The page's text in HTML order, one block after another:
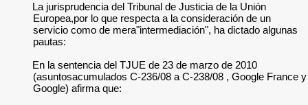
La jurisprudencia del Tribunal de Justicia de la Unión
Europea,por lo que respecta a la consideración de un
servicio como de mera"intermediación", ha dictado algunas
pautas:
En la sentencia del TJUE de 23 de marzo de 2010
(asuntosacumulados C-236/08 a C-238/08 , Google France y
Google) afirma que: